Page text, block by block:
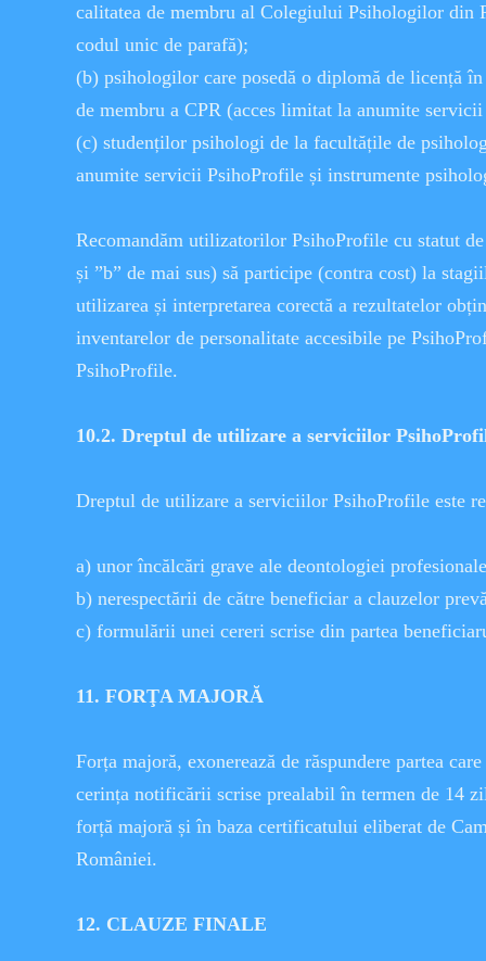
calitatea de membru al Colegiului Psihologilor din
codul unic de parafă);
(b) psihologilor care posedă o diplomă de licență
de membru a CPR (acces limitat la anumite
(c) studenților psihologi de la facultățile de
anumite servicii PsihoProfile și instrumente
Recomandăm utilizatorilor PsihoProfile cu statut
și ”b” de mai sus) să participe (contra cost) la
utilizarea și interpretarea corectă a rezultatelor
inventarelor de personalitate accesibile pe
PsihoProfile.
10.2. Dreptul de utilizare a serviciilor
Dreptul de utilizare a serviciilor PsihoProfile este
a) unor încălcări grave ale deontologiei
b) nerespectării de către beneficiar a clauzelor
c) formulării unei cereri scrise din partea
11. FORŢA MAJORĂ
Forța majoră, exonerează de răspundere partea
cerința notificării scrise prealabil în termen de 14
forță majoră și în baza certificatului eliberat de
României.
12. CLAUZE FINALE